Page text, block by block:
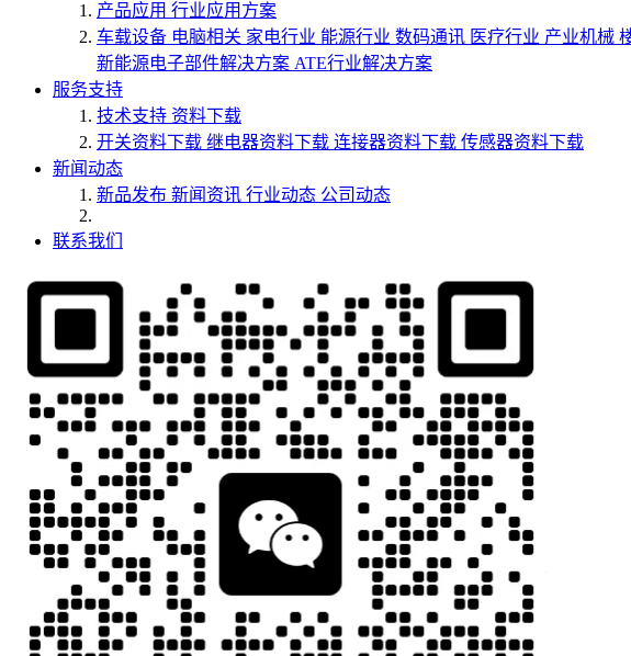
产品应用 行业应用方案
车载设备 电脑相关 家电行业 能源行业 数码通讯 医疗行业 产业机械
新能源电子部件解决方案 ATE行业解决方案
服务支持
技术支持 资料下载
开关资料下载 继电器资料下载 连接器资料下载 传感器资料下载
新闻动态
新品发布 新闻资讯 行业动态 公司动态
联系我们